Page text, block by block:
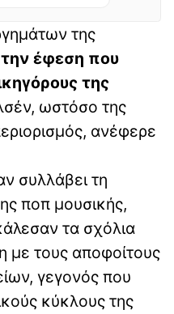
της
έφεση που
της
ωστόσο της
ανέφερε
συλλάβει τη
ποπ μουσικής,
τα σχόλια
με τους αποφοίτους
γεγονός που
κύκλους της